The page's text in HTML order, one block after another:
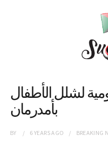
لشلل الأطفال
بأمدرمان
BY 6 YEARSAGO BREAKING